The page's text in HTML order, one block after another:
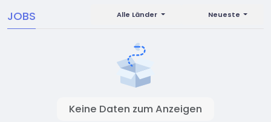
JOBS Neueste
Alle Länder
Keine Daten zum Anzeigen